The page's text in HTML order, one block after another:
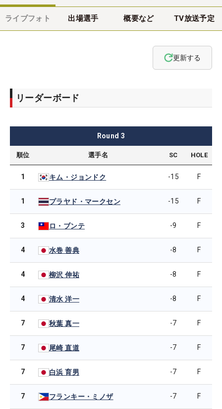
ライブフォト 出場選手 概要など TV放送予定
更新する
リーダーボード
Round 3
順位 選手名 SC HOLE
1 キム・ジョンドク -15 F
1 プラヤド・マークセン -15 F
3 ロ・ブンテ -9 F
4 水巻 善典 -8 F
4 柳沢 伸祐 -8 F
4 清水 洋一 -8 F
7 秋葉 真一 -7 F
7 尾崎 直道 -7 F
7 白浜 育男 -7 F
7 フランキー・ミノザ -7 F